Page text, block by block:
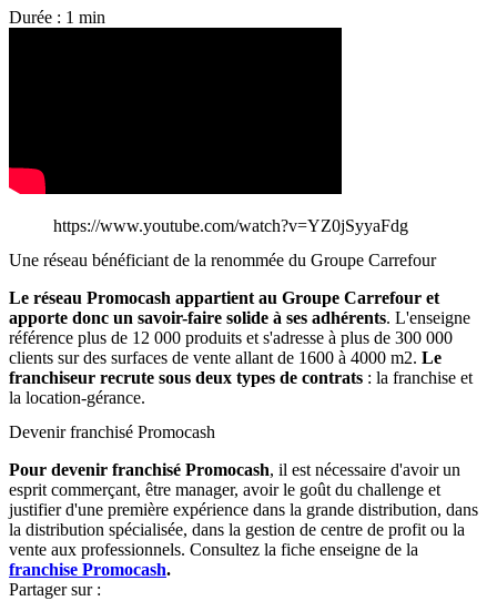
Durée : 1 min
https://www.youtube.com/watch?v=YZ0jSyyaFdg
Une réseau bénéficiant de la renommée du Groupe Carrefour
Le réseau Promocash appartient au Groupe Carrefour et
apporte donc un savoir-faire solide à ses adhérents. L'enseigne
référence plus de 12 000 produits et s'adresse à plus de 300 000
clients sur des surfaces de vente allant de 1600 à 4000 m2. Le
franchiseur recrute sous deux types de contrats : la franchise et
la location-gérance.
Devenir franchisé Promocash
Pour devenir franchisé Promocash, il est nécessaire d'avoir un
esprit commerçant, être manager, avoir le goût du challenge et
justifier d'une première expérience dans la grande distribution, dans
la distribution spécialisée, dans la gestion de centre de profit ou la
vente aux professionnels. Consultez la fiche enseigne de la
franchise Promocash.
Partager sur :